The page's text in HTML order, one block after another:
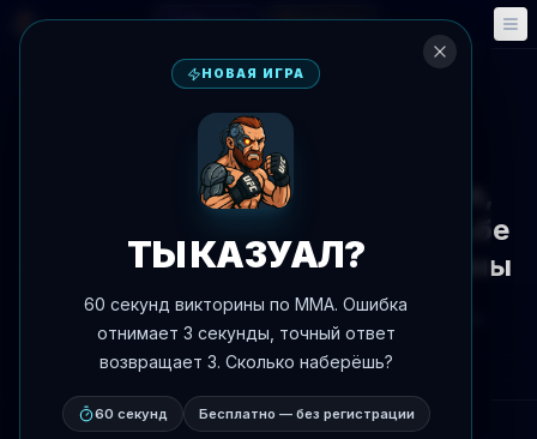
🎮 Фэнтези 📅 События
Медиа
Профиль: Анатолий Парфенов,
олимпийский чемпион по борьбе
и ветеран Второй мировой войны
Автор: Oscar Nascimento
AgentMMA.com
НОВАЯ ИГРА
ТЫ КАЗУАЛ?
60 секунд викторины по MMA. Ошибка
отнимает 3 секунды, точный ответ
возвращает 3. Сколько наберёшь?
60 секунд Бесплатно — без регистрации